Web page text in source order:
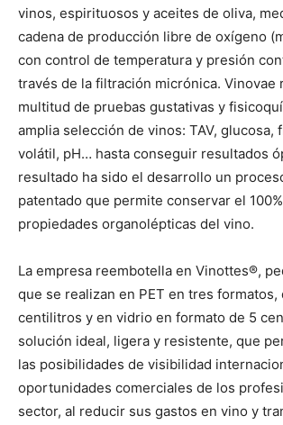
vinos, espirituosos y aceites de oliva,
cadena de producción libre de oxígeno
con control de temperatura y presión
través de la filtración micrónica. Vinovae
multitud de pruebas gustativas y
amplia selección de vinos: TAV, glucosa,
volátil, pH… hasta conseguir resultados
resultado ha sido el desarrollo un
patentado que permite conservar el
propiedades organolépticas del vino.
La empresa reembotella en Vinottes®,
que se realizan en PET en tres formatos,
centilitros y en vidrio en formato de 5
solución ideal, ligera y resistente, que
las posibilidades de visibilidad
oportunidades comerciales de los
sector, al reducir sus gastos en vino y